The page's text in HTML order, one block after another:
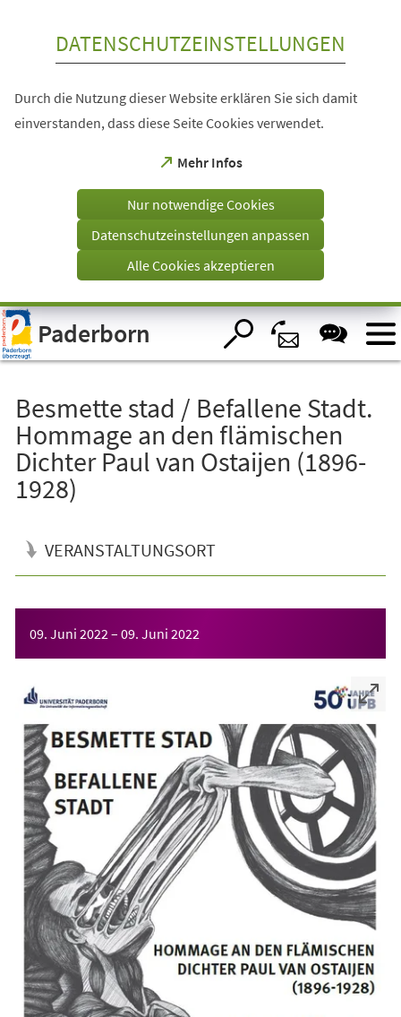
Visuelle
Assistenzsoftware
öffnen.
DATENSCHUTZEINSTELLUNGEN
Durch die Nutzung dieser Website erklären Sie sich damit
einverstanden, dass diese Seite Cookies verwendet.
Mehr Infos
(Öffnet
einem
Tab)
Nur notwendige Cookies
Datenschutzeinstellungen anpassen
Alle Cookies akzeptieren
Paderborn
Besmette stad / Befallene Stadt.
Hommage an den flämischen
Dichter Paul van Ostaijen (1896-
1928)
VERANSTALTUNGSORT
09. Juni 2022 – 09. Juni 2022